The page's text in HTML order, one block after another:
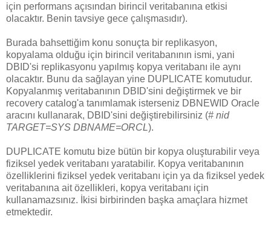
için performans açısından birincil veritabanına etkisi
olacaktır. Benin tavsiye gece çalışmasıdır).
Burada bahsettiğim konu sonuçta bir replikasyon,
kopyalama olduğu için birincil veritabanının ismi, yani
DBID'si replikasyonu yapılmış kopya veritabanı ile aynı
olacaktır. Bunu da sağlayan yine DUPLICATE komutudur.
Kopyalanmış veritabanının DBID'sini değiştirmek ve bir
recovery catalog'a tanımlamak isterseniz DBNEWID Oracle
aracını kullanarak, DBID'sini değiştirebilirsiniz (# nid
TARGET=SYS DBNAME=ORCL).
DUPLICATE komutu bize bütün bir kopya oluşturabilir veya
fiziksel yedek veritabanı yaratabilir. Kopya veritabanının
özelliklerini fiziksel yedek veritabanı için ya da fiziksel yedek
veritabanına ait özellikleri, kopya veritabanı için
kullanamazsınız. İkisi birbirinden başka amaçlara hizmet
etmektedir.